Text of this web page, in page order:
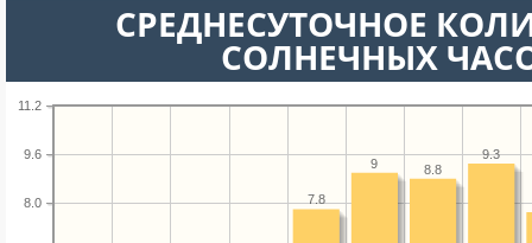
СРЕДНЕСУТОЧНОЕ
СОЛНЕЧНЫХ
8.0
9.6
11.2
9.3
8.8
9
7.8